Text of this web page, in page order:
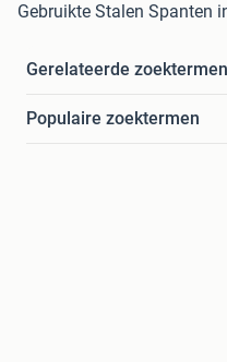
Gebruikte Stalen Spanten
Gerelateerde zoektermen
Populaire zoektermen